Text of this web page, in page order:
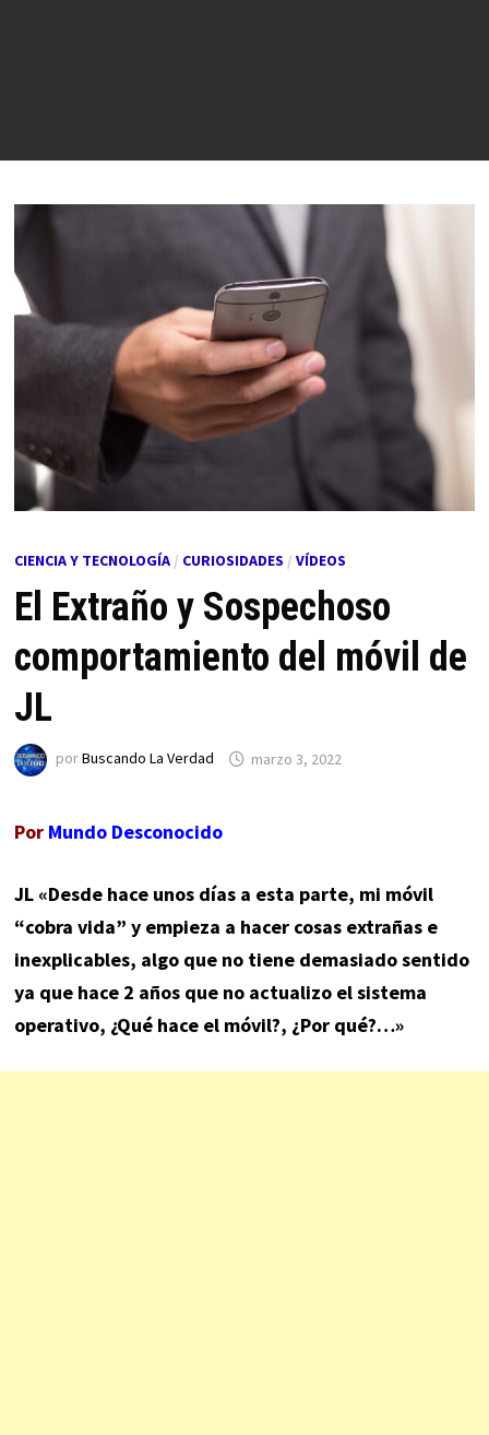
CIENCIA Y TECNOLOGÍA/ CURIOSIDADES / VÍDEOS
El Extraño y Sospechoso
comportamiento del móvil de
JL
porBuscando La Verdad marzo 3, 2022
Por Mundo Desconocido
JL «Desde hace unos días a esta parte, mi móvil
“cobra vida” y empieza a hacer cosas extrañas e
inexplicables, algo que no tiene demasiado sentido
ya que hace 2 años que no actualizo el sistema
operativo, ¿Qué hace el móvil?, ¿Por qué?…»